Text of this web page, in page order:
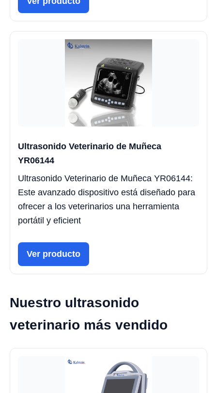
Ultrasonido Veterinario de Muñeca
YR06144
Ultrasonido Veterinario de Muñeca YR06144:
Este avanzado dispositivo está diseñado para
ofrecer a los veterinarios una herramienta
portátil y eficient
Ver producto
Nuestro ultrasonido
veterinario más vendido